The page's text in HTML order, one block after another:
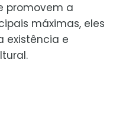
promovem a
máximas, eles
existência e